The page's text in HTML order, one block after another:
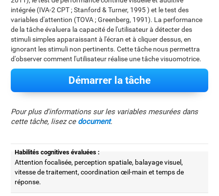
intégrée (IVA-2 CPT ; Stanford & Turner, 1995 ) et le test des
variables d'attention (TOVA ; Greenberg, 1991). La performance
de la tâche évaluera la capacité de l'utilisateur à détecter des
stimuli simples apparaissant à l'écran et à cliquer dessus, en
ignorant les stimuli non pertinents. Cette tâche nous permettra
d'observer comment l'utilisateur réalise une tâche visuomotrice.
Démarrer la tâche
Pour plus d'informations sur les variables mesurées dans
cette tâche, lisez ce document.
Habilités cognitives évaluées :
Attention focalisée, perception spatiale, balayage visuel,
vitesse de traitement, coordination œil-main et temps de
réponse.